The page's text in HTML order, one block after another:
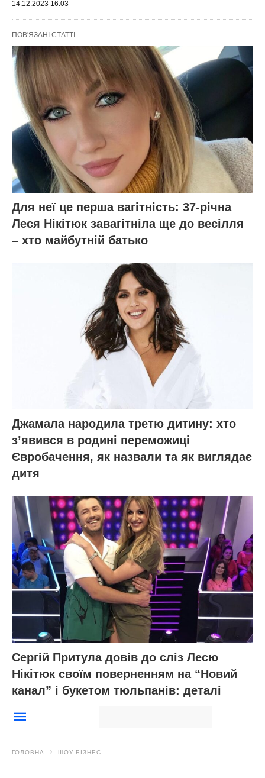
14.12.2023 16:03
ПОВ'ЯЗАНІ СТАТТІ
Для неї це перша вагітність: 37-річна
Леся Нікітюк завагітніла ще до весілля
– хто майбутній батько
Джамала народила третю дитину: хто
зʼявився в родині переможиці
Євробачення, як назвали та як виглядає
дитя
Сергій Притула довів до сліз Лесю
Нікітюк своїм поверненням на “Новий
канал” і букетом тюльпанів: деталі